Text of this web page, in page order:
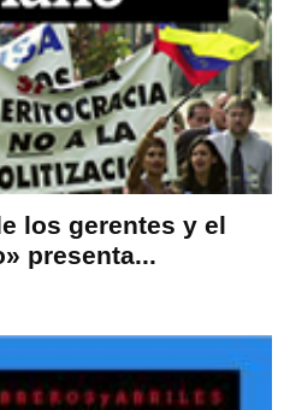
los gerentes y el
presenta...